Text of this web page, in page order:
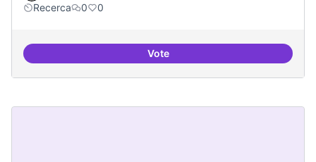
Recerca
0 0
VoteModel exportable - guifinet a